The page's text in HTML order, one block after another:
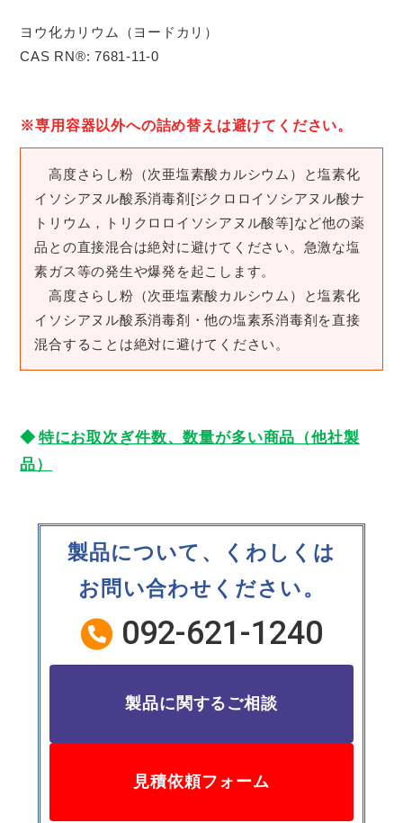
ヨウ化カリウム（ヨードカリ）
CAS RN®: 7681-11-0
※専用容器以外への詰め替えは避けてください。
高度さらし粉（次亜塩素酸カルシウム）と塩素化
イソシアヌル酸系消毒剤[ジクロロイソシアヌル酸ナ
トリウム，トリクロロイソシアヌル酸等]など他の薬
品との直接混合は絶対に避けてください。急激な塩
素ガス等の発生や爆発を起こします。
高度さらし粉（次亜塩素酸カルシウム）と塩素化
イソシアヌル酸系消毒剤・他の塩素系消毒剤を直接
混合することは絶対に避けてください。
特にお取次ぎ件数、数量が多い商品（他社製
品）
製品について、くわしくは
お問い合わせください。
092-621-1240
製品に関するご相談
見積依頼フォーム